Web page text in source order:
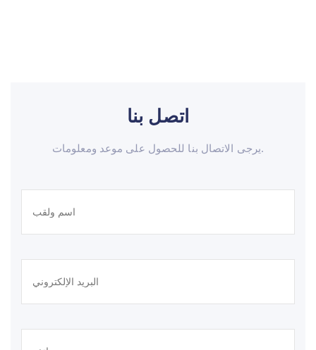
اتصل بنا
يرجى الاتصال بنا للحصول على موعد ومعلومات.